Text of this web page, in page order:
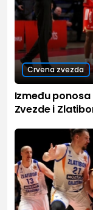
Crvena zvezda
Između ponosa
Zvezde i